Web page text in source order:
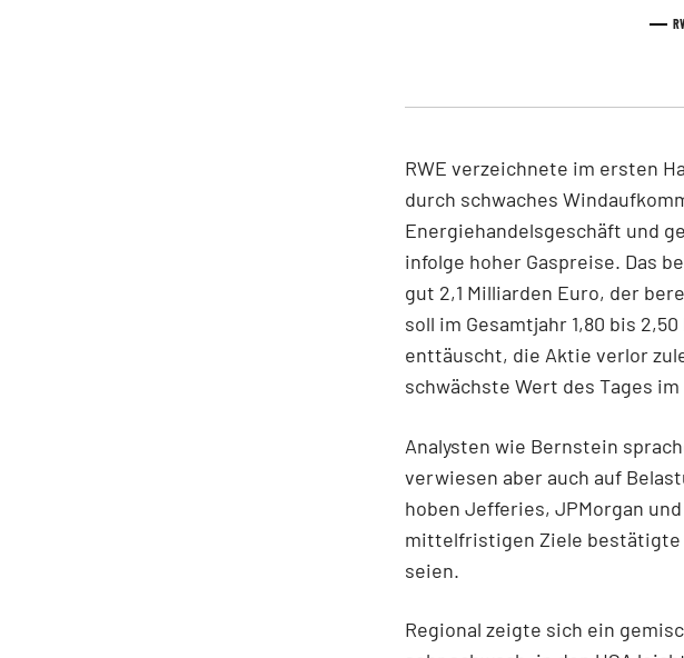
RWE verzeichnete im ersten
durch schwaches
Energiehandelsgeschäft und
infolge hoher Gaspreise. Das
gut 2,1 Milliarden Euro, der
soll im Gesamtjahr 1,80 bis
enttäuscht, die Aktie verlor
schwächste Wert des Tages im
Analysten wie Bernstein
verwiesen aber auch auf
hoben Jefferies, JPMorgan
mittelfristigen Ziele bestätigte
seien.
Regional zeigte sich ein